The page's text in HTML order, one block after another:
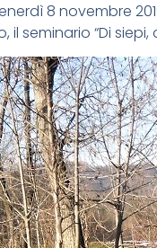
8 novembre
seminario “Di siepi,